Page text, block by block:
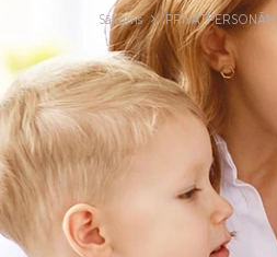
Sākums PRIVĀTPERSONĀM